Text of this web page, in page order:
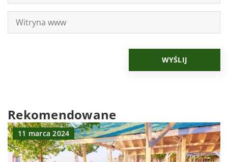
Rekomendowane
11 marca 2024